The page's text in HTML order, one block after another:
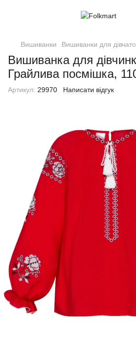
Вишиванки Вишиванки для
Вишиванка для
Грайлива посмішка,
Артикул: 29970 Написати відгук